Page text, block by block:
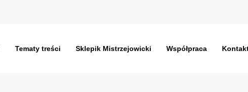
Tematy treści Sklepik Mistrzejowicki Współpraca